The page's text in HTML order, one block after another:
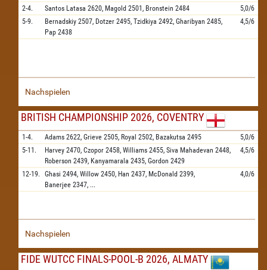
2-4.
Santos Latasa 2620, Magold 2501, Bronstein 2484
5,0/6
5-9.
Bernadskiy 2507, Dotzer 2495, Tzidkiya 2492, Gharibyan 2485,
Pap 2438
4,5/6
Nachspielen
BRITISH CHAMPIONSHIP 2026, COVENTRY
1-4. Adams 2622, Grieve 2505, Royal 2502, Bazakutsa 2495
5,0/6
5-11.
Harvey 2470, Czopor 2458, Williams 2455, Siva Mahadevan 2448,
Roberson 2439, Kanyamarala 2435, Gordon 2429
4,5/6
12-19. Ghasi 2494, Willow 2450, Han 2437, McDonald 2399,
Banerjee 2347, ...
4,0/6
Nachspielen
FIDE WUTCC FINALS-POOL-B 2026, ALMATY